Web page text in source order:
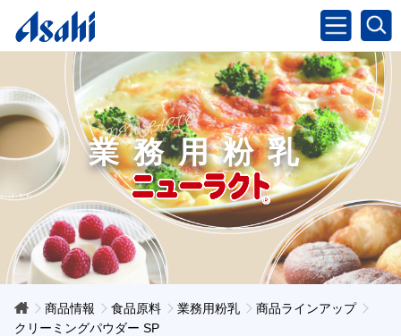
業務用粉乳
商品情報 食品原料 業務用粉乳
商品ラインアップ
クリーミングパウダー SP